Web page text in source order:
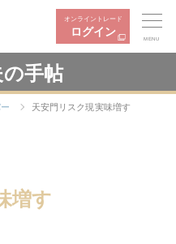
オンライントレード
ログイン
MENU
手帖
天安門リスク現実味増す
増す